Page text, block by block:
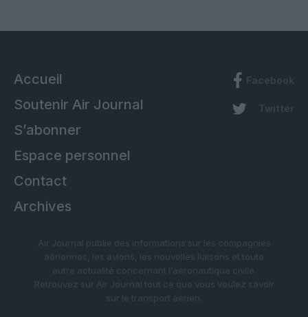
Accueil
Soutenir Air Journal
S’abonner
Espace personnel
Contact
Archives